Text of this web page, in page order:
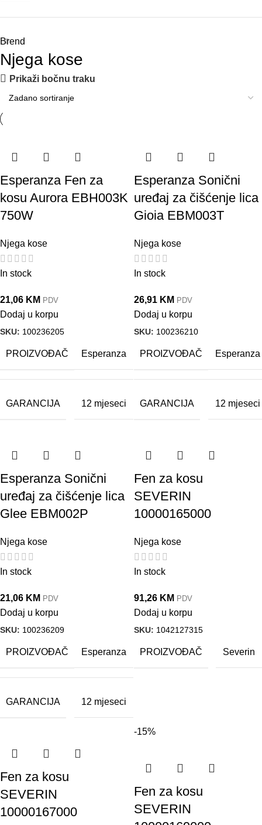
Brend
Njega kose
Prikaži bočnu traku
Esperanza Fen za
kosu Aurora EBH003K
750W
Njega kose
In stock
21,06 KM PDV
Dodaj u korpu
SKU: 100236205
PROIZVOĐAČ Esperanza
GARANCIJA 12 mjeseci
Esperanza Sonični
uređaj za čišćenje lica
Gioia EBM003T
Njega kose
In stock
26,91 KM PDV
Dodaj u korpu
SKU: 100236210
PROIZVOĐAČ Esperanza
GARANCIJA 12 mjeseci
Esperanza Sonični
uređaj za čišćenje lica
Glee EBM002P
Njega kose
In stock
21,06 KM PDV
Dodaj u korpu
SKU: 100236209
PROIZVOĐAČ Esperanza
GARANCIJA 12 mjeseci
Fen za kosu
SEVERIN
10000165000
Njega kose
In stock
91,26 KM PDV
Dodaj u korpu
SKU: 1042127315
PROIZVOĐAČ Severin
Fen za kosu
SEVERIN
10000167000
-15%
Fen za kosu
SEVERIN